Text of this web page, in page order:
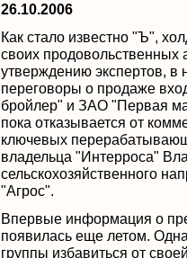
26.10.2006
Как стало известно "Ъ",
своих продовольственных
утверждению экспертов, в
переговоры о продаже
бройлер" и ЗАО "Первая
пока отказывается от
ключевых
владельца "Интерроса"
сельскохозяйственного
"Агрос".
Впервые информация о
появилась еще летом.
группы избавиться от